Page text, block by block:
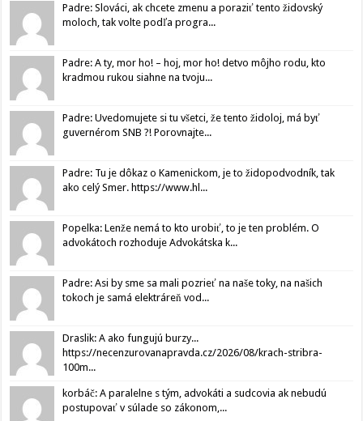
Padre: Slováci, ak chcete zmenu a poraziť tento židovský
moloch, tak volte podľa progra...
Padre: A ty, mor ho! – hoj, mor ho! detvo môjho rodu, kto
kradmou rukou siahne na tvoju...
Padre: Uvedomujete si tu všetci, že tento židoloj, má byť
guvernérom SNB ?! Porovnajte...
Padre: Tu je dôkaz o Kamenickom, je to židopodvodník, tak
ako celý Smer. https://www.hl...
Popelka: Lenže nemá to kto urobiť, to je ten problém. O
advokátoch rozhoduje Advokátska k...
Padre: Asi by sme sa mali pozrieť na naše toky, na našich
tokoch je samá elektráreň vod...
Draslik: A ako fungujú burzy...
https://necenzurovanapravda.cz/2026/08/krach-stribra-
100m...
korbáč: A paralelne s tým, advokáti a sudcovia ak nebudú
postupovať v súlade so zákonom,...